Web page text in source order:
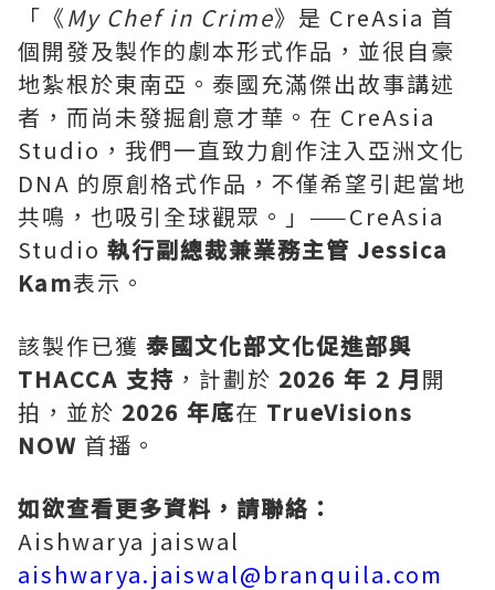
「《My Chef in Crime》是 CreAsia 首
個開發及製作的劇本形式作品，並很自豪
地紮根於東南亞。泰國充滿傑出故事講述
者，而尚未發掘創意才華。在 CreAsia
Studio，我們一直致力創作注入亞洲文化
DNA 的原創格式作品，不僅希望引起當地
共鳴，也吸引全球觀眾。」——CreAsia
Studio 執行副總裁兼業務主管 Jessica
Kam表示。
該製作已獲 泰國文化部文化促進部與
THACCA 支持 ，計劃於 2026 年 2 月開
拍，並於 2026 年底在 TrueVisions
NOW 首播。
如欲查看更多資料，請聯絡：
Aishwarya jaiswal
aishwarya.jaiswal@branquila.com